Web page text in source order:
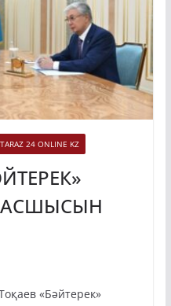
TARAZ 24 ONLINE KZ
«Бәйтерек»